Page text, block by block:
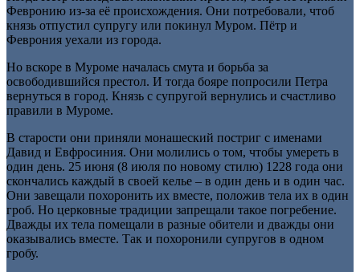
Февронию из-за её происхождения. Они потребовали, чтоб
князь отпустил супругу или покинул Муром. Пётр и
Феврония уехали из города.
Но вскоре в Муроме началась смута и борьба за
освободившийся престол. И тогда бояре попросили Петра
вернуться в город. Князь с супругой вернулись и счастливо
правили в Муроме.
В старости они приняли монашеский постриг с именами
Давид и Евфросиния. Они молились о том, чтобы умереть в
один день. 25 июня (8 июля по новому стилю) 1228 года они
скончались каждый в своей келье – в один день и в один час.
Они завещали похоронить их вместе, положив тела их в один
гроб. Но церковные традиции запрещали такое погребение.
Дважды их тела помещали в разные обители и дважды они
оказывались вместе. Так и похоронили супругов в одном
гробу.